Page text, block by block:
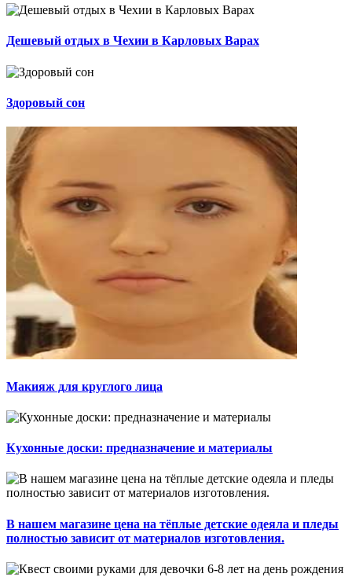
Дешевый отдых в Чехии в Карловых Варах
Здоровый сон
Макияж для круглого лица
Кухонные доски: предназначение и материалы
В нашем магазине цена на тёплые детские одеяла и пледы
полностью зависит от материалов изготовления.